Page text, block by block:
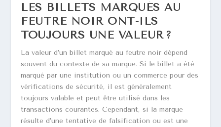
LES BILLETS MARQUÉS AU
FEUTRE NOIR ONT-ILS
TOUJOURS UNE VALEUR ?
La valeur d’un billet marqué au feutre noir dépend
souvent du contexte de sa marque. Si le billet a été
marqué par une institution ou un commerce pour des
vérifications de sécurité, il est généralement
toujours valable et peut être utilisé dans les
transactions courantes. Cependant, si la marque
résulte d’une tentative de falsification ou est une